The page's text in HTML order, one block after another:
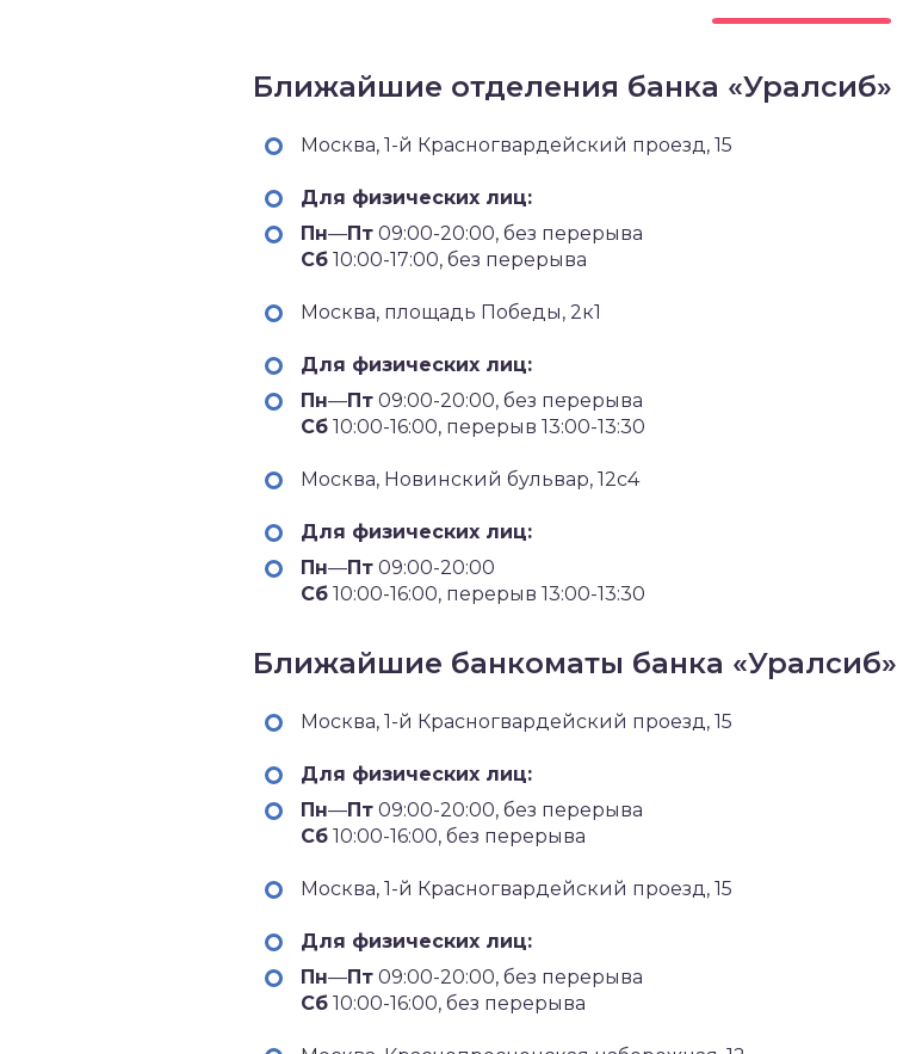
Ближайшие отделения банка «Уралсиб»
Москва, 1-й Красногвардейский проезд, 15
Для физических лиц:
Пн—Пт 09:00-20:00, без перерыва
Сб 10:00-17:00, без перерыва
Москва, площадь Победы, 2к1
Для физических лиц:
Пн—Пт 09:00-20:00, без перерыва
Сб 10:00-16:00, перерыв 13:00-13:30
Москва, Новинский бульвар, 12с4
Для физических лиц:
Пн—Пт 09:00-20:00
Сб 10:00-16:00, перерыв 13:00-13:30
Ближайшие банкоматы банка «Уралсиб»
Москва, 1-й Красногвардейский проезд, 15
Для физических лиц:
Пн—Пт 09:00-20:00, без перерыва
Сб 10:00-16:00, без перерыва
Москва, 1-й Красногвардейский проезд, 15
Для физических лиц:
Пн—Пт 09:00-20:00, без перерыва
Сб 10:00-16:00, без перерыва